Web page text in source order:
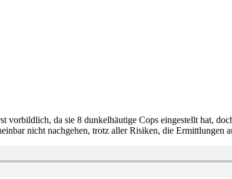
da sie 8 dunkelhäutige Cops eingestellt hat,
nicht nachgehen, trotz aller Risiken, die Ermittlungen